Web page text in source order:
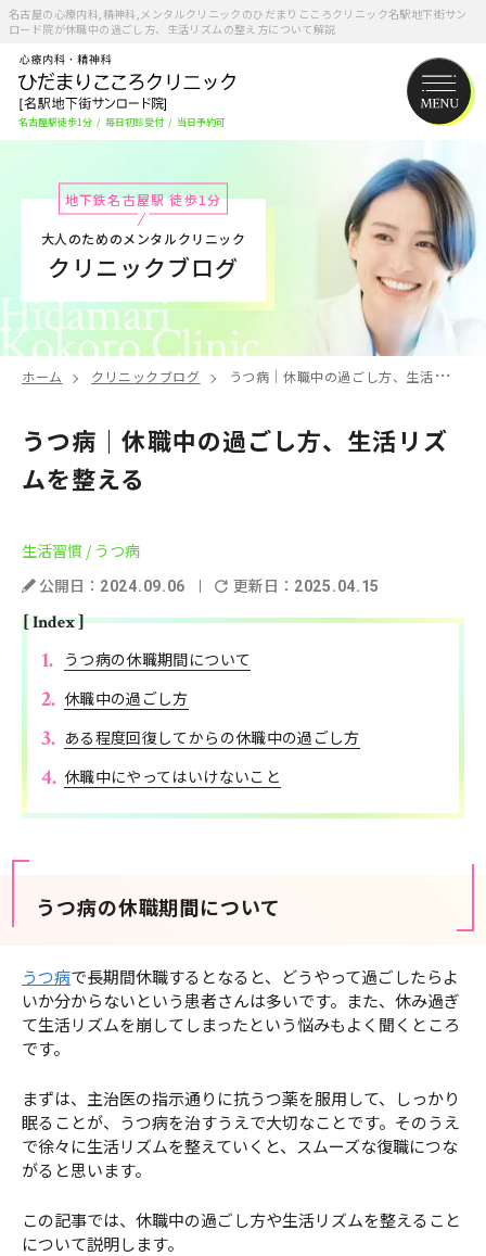
名古屋の心療内科,精神科,メンタルクリニックのひだまりこころクリニック名駅地下街サン
ロード院が休職中の過ごし方、生活リズムの整え方について解説
名古屋駅徒歩1分 / 毎日初診受付 / 当日予約可
地下鉄名古屋駅 徒歩1分
大人のためのメンタルクリニック
クリニックブログ
ホーム クリニックブログ うつ病｜休職中の過ごし方、生活リズムを整える
うつ病｜休職中の過ごし方、生活リズ
ムを整える
生活習慣 / うつ病
公開日： 2024.09.06 更新日： 2025.04.15
[ Index ]
うつ病の休職期間について
休職中の過ごし方
ある程度回復してからの休職中の過ごし方
休職中にやってはいけないこと
うつ病の休職期間について
うつ病で長期間休職するとなると、どうやって過ごしたらよ
いか分からないという患者さんは多いです。また、休み過ぎ
て生活リズムを崩してしまったという悩みもよく聞くところ
です。
まずは、主治医の指示通りに抗うつ薬を服用して、しっかり
眠ることが、うつ病を治すうえで大切なことです。そのうえ
で徐々に生活リズムを整えていくと、スムーズな復職につな
がると思います。
この記事では、休職中の過ごし方や生活リズムを整えること
について説明します。